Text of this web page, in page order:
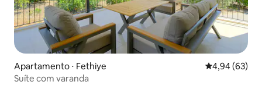
Apartamento ⋅ Fethiye 4,94 de uma
4,94 (63)
Suíte com varanda